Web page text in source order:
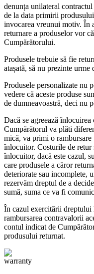
denunța unilateral
de la data primirii
invocarea vreunui motiv. În
returnare a produselor vor
Cumpărătorului.
Produsele trebuie să fie
atașată, să nu prezinte
Produsele personalizate nu
vedere că aceste produse
de dumneavoastră, deci nu
Dacă se agreează
Cumpărătorul va plăti
mică, va primi o
înlocuitor. Costurile de retur
înlocuitor, dacă este cazul,
care produsele a căror
deteriorate sau incomplete,
rezervăm dreptul de a
sumă, suma ce va fi
În cazul exercitării dreptului
rambursarea contravalorii
contul indicat de
produsului returnat.